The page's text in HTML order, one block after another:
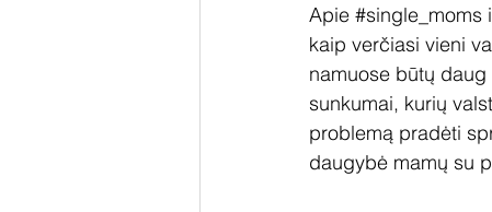
Apie #single_moms
kaip verčiasi vieni
namuose būtų
sunkumai, kurių
problemą pradėti
daugybė mamų su